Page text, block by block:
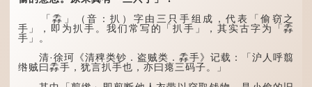
有大雨出现。
这段时期的雨水，对农
作物尤其重要。三伏天酷热
难耐，农作物不能缺水。若
连续几天降雨，泥土得以湿
润；雨过天晴后，烈日高
照...
五行当中“金”对应秋
季，代表凉爽肃杀之
气。“运”是“运行”，描写大
转。
“荆扬”指荆州（湖北）
「掱」（音：扒）字由三只手组成，代表「偷窃之
手」，即为扒手。我们常写的「扒手」，其实古字为「掱
手」。
清·徐珂《清稗类钞．盗贼类．掱手》记载：「沪人呼翦
绺贼曰掱手，犹言扒手也，亦曰瘪三码子。」